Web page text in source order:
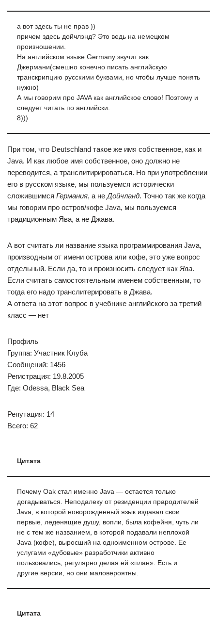
а вот здесь ты не прав ))
причем здесь дойчлэнд? Это ведь на немецком
произношении.
На английском языке Germany звучит как
Джермани(смешно конечно писать английскую
транскрипцию русскими буквами, но чтобы лучше понять
нужно)
А мы говорим про JAVA как английское слово! Поэтому и
следует читать по английски.
8)))
При том, что Deutschland такое же имя собственное, как и
Java. И как любое имя собственное, оно должно не
переводится, а транслитирироваться. Но при употреблении
его в русском языке, мы пользуемся исторически
сложившимся Германия, а не Дойчланд. Точно так же когда
мы говорим про остров/кофе Java, мы пользуемся
традиционным Ява, а не Джава.
А вот считать ли название языка программирования Java,
производным от имени острова или кофе, это уже вопрос
отдельный. Если да, то и произносить следует как Ява.
Если считать самостоятельным именем собственным, то
тогда его надо транслитерировать в Джава.
А ответа на этот вопрос в учебнике английского за третий
класс — нет
Профиль
Группа: Участник Клуба
Сообщений: 1456
Регистрация: 19.8.2005
Где: Odessa, Black Sea
Репутация: 14
Всего: 62
Цитата
Почему Oak стал именно Java — остается только
догадываться. Неподалеку от резиденции прародителей
Java, в которой новорожденный язык издавал свои
первые, леденящие душу, вопли, была кофейня, чуть ли
не с тем же названием, в которой подавали неплохой
Java (кофе), выросший на одноименном острове. Ее
услугами «дубовые» разработчики активно
пользовались, регулярно делая ей «план». Есть и
другие версии, но они маловероятны.
Цитата